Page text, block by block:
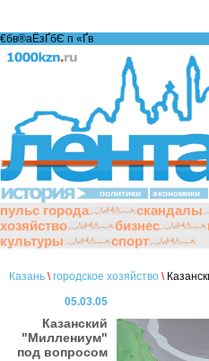
€бв®аЁзҐбЄ п «Ґ­в
политики экономики
пульс города скандалы
хозяйство
бизнес
культуры
спорт
Казань \ городское хозяйство \
05.03.05
Казанский
"Миллениум"
под вопросом